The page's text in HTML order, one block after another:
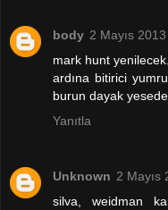
body 2 Mayıs
mark hunt
ardına bitirici
burun dayak
Yanıtla
Unknown 2 Mayıs
silva, weidman